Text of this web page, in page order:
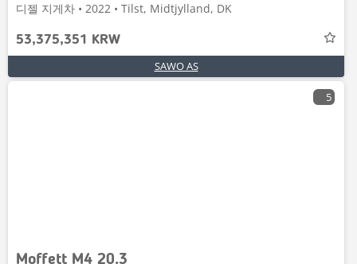
디젤 지게차 • 2022 • Tilst, Midtjylland, DK
53,375,351 KRW
SAWO AS
5
Moffett M4 20.3